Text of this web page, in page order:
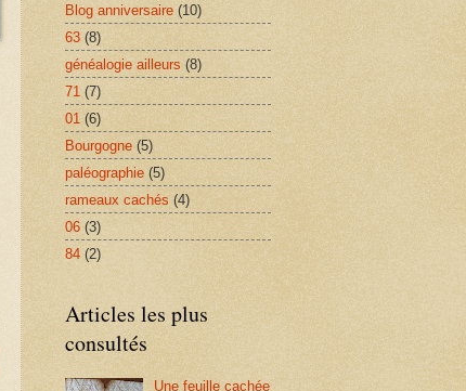
Blog anniversaire (10)
63 (8)
généalogie ailleurs (8)
71 (7)
01 (6)
Bourgogne (5)
paléographie (5)
rameaux cachés (4)
06 (3)
84 (2)
Articles les plus
consultés
Une feuille cachée